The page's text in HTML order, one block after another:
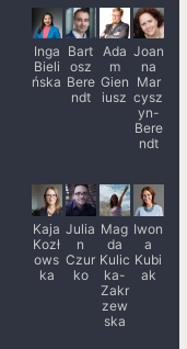
Inga
Bieli
ńska
Bart
osz
Bere
ndt
Ada
m
Gien
iusz
Joan
na
Mar
cysz
yn-
Bere
ndt
Kaja
Kozł
ows
ka
Julia
n
Czur
ko
Mag
da
Kulic
ka-
Zakr
zew
ska
Iwon
a
Kubi
ak